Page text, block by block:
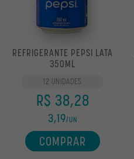
REFRIGERANTE PEPSI LATA
350ML
12 UNIDADES
R$ 38,28
3,19/UN
COMPRAR